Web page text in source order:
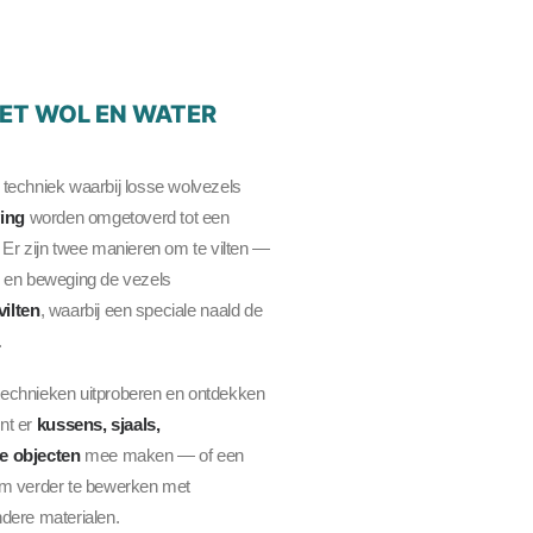
WOL EN WATER
waarbij losse wolvezels
worden omgetoverd tot een
Er zijn twee manieren om te vilten —
beweging de vezels
, waarbij een speciale naald de
uitproberen en ontdekken
er kussens, sjaals,
objectenmee maken — of een
verder te bewerken met
materialen.